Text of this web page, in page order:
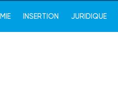
INSERTION JURIDIQUE